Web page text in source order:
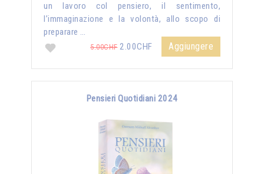
un lavoro col pensiero, il sentimento,
l’immaginazione e la volontà, allo scopo di
preparare …
5.00CHF2.00CHF Aggiungere
Pensieri Quotidiani 2024